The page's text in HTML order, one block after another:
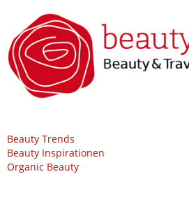
Beauty Trends
Beauty Inspirationen
Organic Beauty